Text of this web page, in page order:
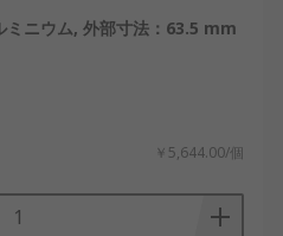
ミニウム, 外部寸法：63.5 mm
￥5,644.00/個